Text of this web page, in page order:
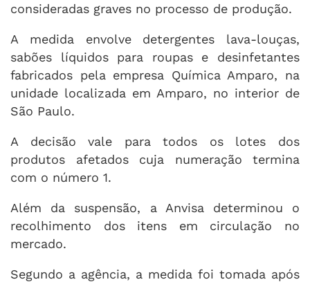
consideradas graves no processo de produção.
A medida envolve detergentes lava-louças,
sabões líquidos para roupas e desinfetantes
fabricados pela empresa Química Amparo, na
unidade localizada em Amparo, no interior de
São Paulo.
A decisão vale para todos os lotes dos
produtos afetados cuja numeração termina
com o número 1.
Além da suspensão, a Anvisa determinou o
recolhimento dos itens em circulação no
mercado.
Segundo a agência, a medida foi tomada após